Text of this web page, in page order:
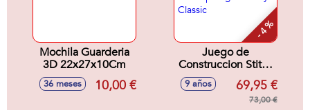
Mochila Guarderia
3D 22x27x10Cm
36 meses 10,00 €
- 4 %
Juego de
Construccion Stitch
Y Scrump Lego
Disney Classic
9 años 69,95 €
73,00 €